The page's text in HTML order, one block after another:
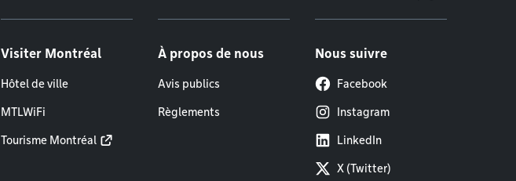
Visiter Montréal
Hôtel de ville
MTLWiFi
Tourisme Montréal
À propos de nous
Avis publics
Règlements
Nous suivre
Facebook
Instagram
LinkedIn
X (Twitter)